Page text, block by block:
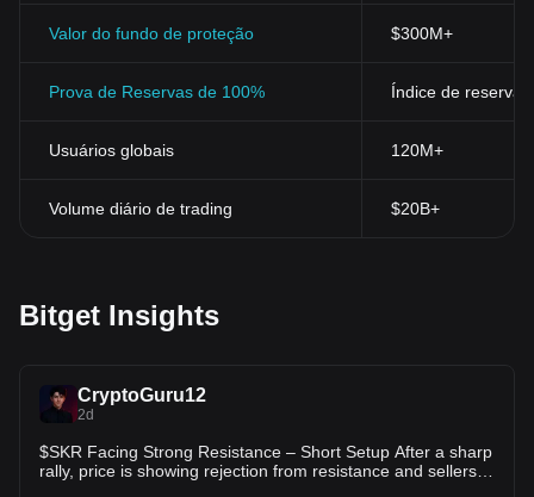
Valor do fundo de proteção $300M+
Prova de Reservas de 100% Índice de
Usuários globais 120M+
Volume diário de trading $20B+
Bitget Insights
CryptoGuru12
2d
$SKR Facing Strong Resistance – Short Setup After a sharp
rally, price is showing rejection from resistance and sellers